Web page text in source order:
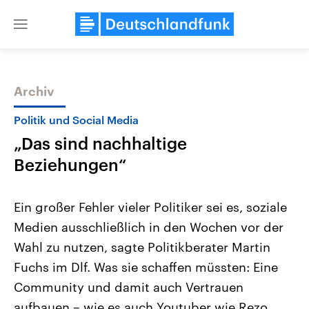
Close
Themen
Landtagswahl Sachsen-Anhalt
2026
Alle Informationen
Sachsen-Anhalt wählt am 6.
September 2026 einen neuen
Landtag. Seit 2021 wird das
Bundesland von einer Koalition aus
USA
Aktuelle Beiträge,
Hintergründe
Wirtschaftlich und
gehören die Vereinigten
den mächtigsten Ländern
mit großem Einfluss auf
Archiv
Politik und Social Media
„Das sind nachhaltige
Beziehungen“
Ein großer Fehler vieler Politiker sei es, soziale
Medien ausschließlich in den Wochen vor der
Wahl zu nutzen, sagte Politikberater Martin
Fuchs im Dlf. Was sie schaffen müssten: Eine
Community und damit auch Vertrauen